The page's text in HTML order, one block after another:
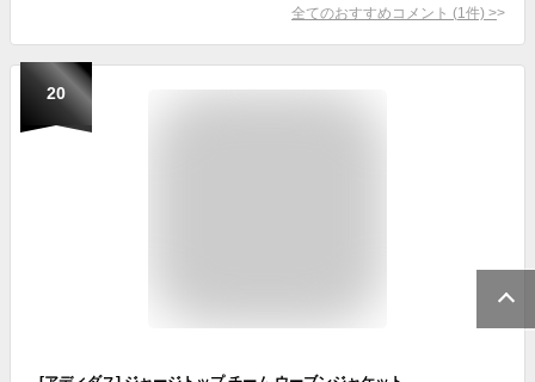
全てのおすすめコメント (1 件) >
20